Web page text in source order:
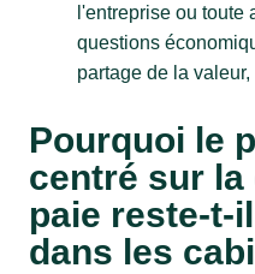
l'entreprise ou toute
questions
partage de la
Pourquoi le
centré sur la
paie reste-t-
dans les